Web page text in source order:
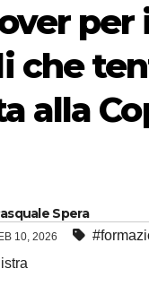
per
che
alla
Spera
10, 2026